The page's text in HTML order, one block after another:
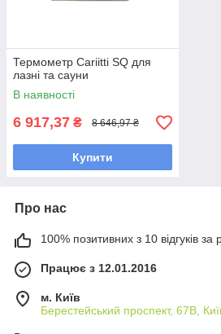
Термометр Cariitti SQ для
лазні та сауни
В наявності
6 917,37 ₴ 8 646,97 ₴
Купити
Про нас
100% позитивних з 10 відгуків за
Працює з 12.01.2016
м. Київ
Берестейський проспект, 67В,